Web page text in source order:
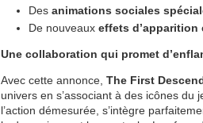
Des animations sociales
De nouveaux effets
Une collaboration qui promet
Avec cette annonce, The First
univers en s’associant à des icônes du
l’action démesurée, s’intègre